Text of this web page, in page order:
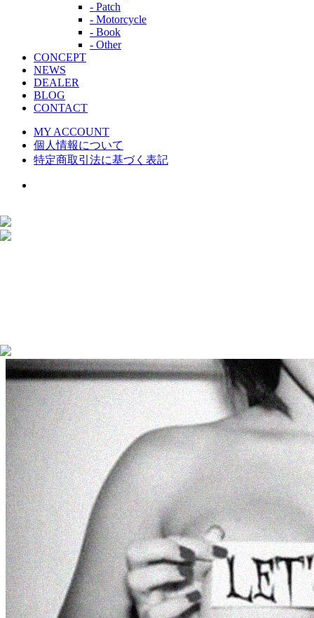
- Patch
- Motorcycle
- Book
- Other
CONCEPT
NEWS
DEALER
BLOG
CONTACT
MY ACCOUNT
個人情報について
特定商取引法に基づく表記